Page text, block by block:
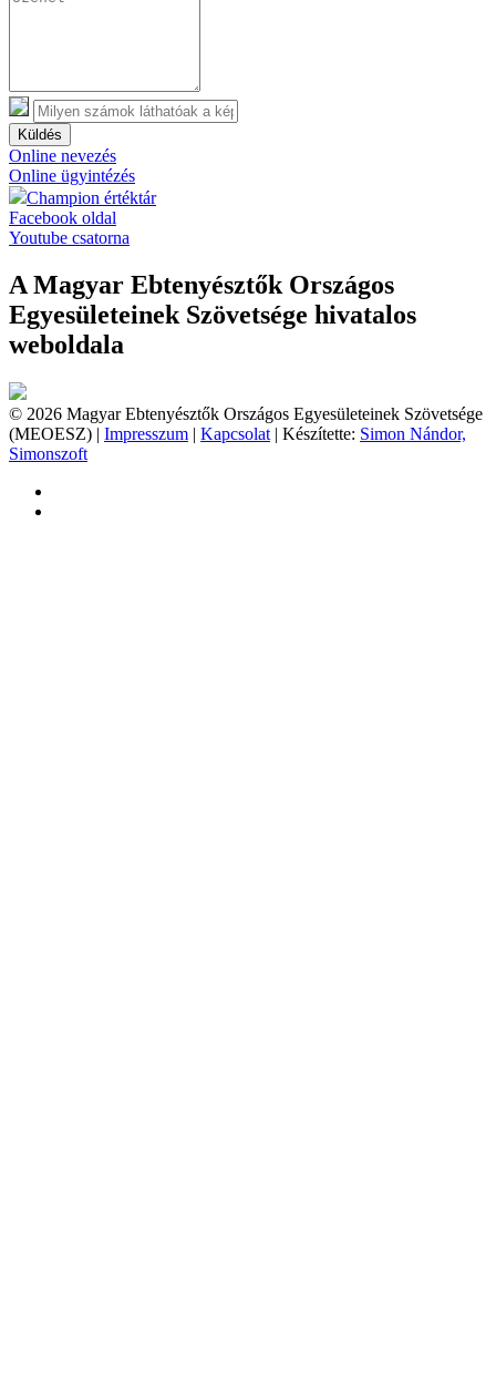
Küldés
Online nevezés
Online ügyintézés
Champion értéktár
Facebook oldal
Youtube csatorna
A Magyar Ebtenyésztők Országos
Egyesületeinek Szövetsége hivatalos
weboldala
© 2026 Magyar Ebtenyésztők Országos Egyesületeinek Szövetsége
(MEOESZ) | Impresszum | Kapcsolat | Készítette: Simon Nándor,
Simonszoft